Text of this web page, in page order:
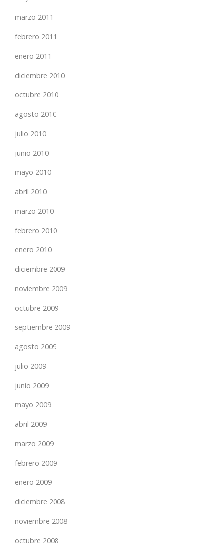
marzo 2011
febrero 2011
enero 2011
diciembre 2010
octubre 2010
agosto 2010
julio 2010
junio 2010
mayo 2010
abril 2010
marzo 2010
febrero 2010
enero 2010
diciembre 2009
noviembre 2009
octubre 2009
septiembre 2009
agosto 2009
julio 2009
junio 2009
mayo 2009
abril 2009
marzo 2009
febrero 2009
enero 2009
diciembre 2008
noviembre 2008
octubre 2008